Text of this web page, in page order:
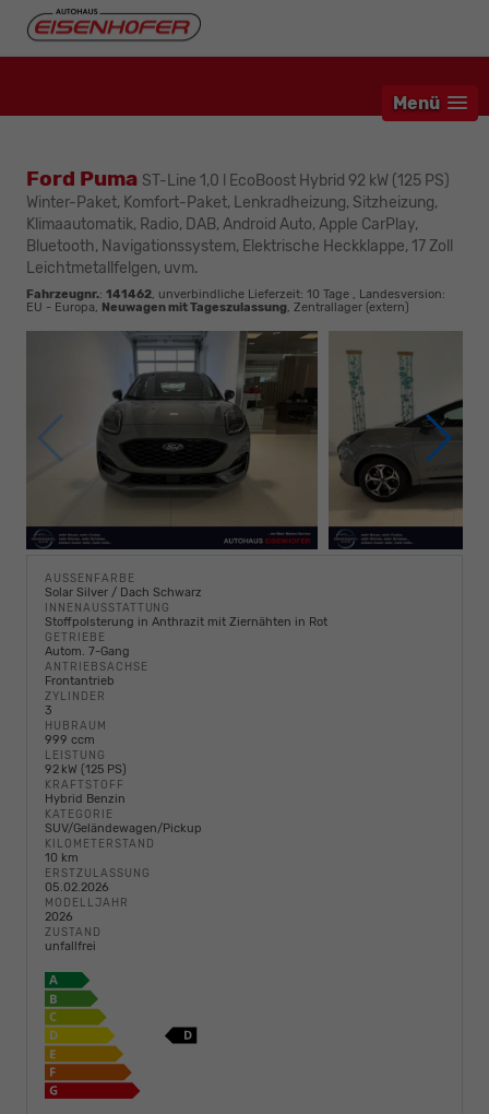
Menü
Ford Puma ST-Line 1,0 l EcoBoost Hybrid 92 kW (125 PS)
Winter-Paket, Komfort-Paket, Lenkradheizung, Sitzheizung,
Klimaautomatik, Radio, DAB, Android Auto, Apple CarPlay,
Bluetooth, Navigationssystem, Elektrische Heckklappe, 17 Zoll
Leichtmetallfelgen, uvm.
Fahrzeugnr.: 141462, unverbindliche Lieferzeit: 10 Tage , Landesversion:
EU - Europa, Neuwagen mit Tageszulassung, Zentrallager (extern)
AUSSENFARBE
Solar Silver / Dach Schwarz
INNENAUSSTATTUNG
Stoffpolsterung in Anthrazit mit Ziernähten in Rot
GETRIEBE
Autom. 7-Gang
ANTRIEBSACHSE
Frontantrieb
ZYLINDER
3
HUBRAUM
999 ccm
LEISTUNG
92 kW (125 PS)
KRAFTSTOFF
Hybrid Benzin
KATEGORIE
SUV/Geländewagen/Pickup
KILOMETERSTAND
10 km
ERSTZULASSUNG
05.02.2026
MODELLJAHR
2026
ZUSTAND
unfallfrei